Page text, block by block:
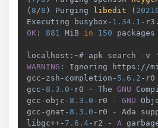
( 8/8 ) Purging libedit (
Executing busybox - 1.34 .1 - r3 .
OK : 881 MiB in 150 packages
localhost : ~# apk search -v
WARNING : Ignoring https : //
gcc - zsh - completion - 5.6 .2 - r0
gcc - 8.3 .0 - r0 - The GNU
gcc - objc - 8.3 .0 - r0 - GNU
gcc -gnat - 8.3 .0 - r0 - Ada
libgc++- 7.6 .4- r2 - A